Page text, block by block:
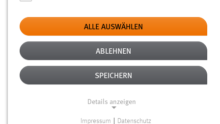
Typ
Erstellungsdatum
Alter
ALLE AUSWÄHLEN
ABLEHNEN
SPEICHERN
Details anzeigen
Impressum Datenschutz